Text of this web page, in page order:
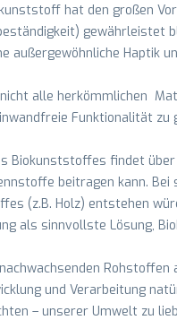
hat den großen
gewährleistet
außergewöhnliche Haptik
alle herkömmlichen
Funktionalität zu
Biokunststoffes findet
beitragen kann. Bei
(z.B. Holz) entstehen
als sinnvollste Lösung,
und Verarbeitung
– unserer Umwelt zu